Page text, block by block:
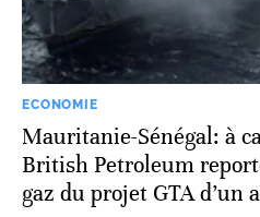
ECONOMIE
Mauritanie-Sénégal: à
British Petroleum
gaz du projet GTA d’un